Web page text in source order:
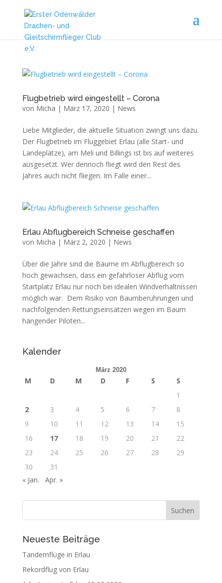
Flugbetrieb wird eingestellt – Corona
von Micha | März 17, 2020 | News
Liebe Mitglieder, die aktuelle Situation zwingt uns dazu.
Der Flugbetrieb im Fluggebiet Erlau (alle Start- und
Landeplätze), am Meli und Billings ist bis auf weiteres
ausgesetzt. Wer dennoch fliegt wird den Rest des
Jahres auch nicht fliegen. Im Falle einer...
Erlau Abflugbereich Schneise geschaffen
von Micha | März 2, 2020 | News
Über die Jahre sind die Bäume im Abflugbereich so
hoch gewachsen, dass ein gefahrloser Abflug vom
Startplatz Erlau nur noch bei idealen Windverhältnissen
möglich war. Dem Risiko von Baumberührungen und
nachfolgenden Rettungseinsätzen wegen im Baum
hängender Piloten...
Kalender
März 2020
M D M D F S
S
1
2
3 4 5 6 7
8
9
10 11 12 13 14
15
16
17 18 19 20 21
22
23
24 25 26 27 28
29
30
31
« Jan.
Apr. »
Neueste Beiträge
Tandemflüge in Erlau
Rekordflug von Erlau